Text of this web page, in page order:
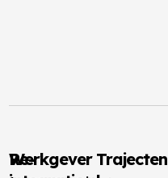
Re-
Werkgever Trajecten